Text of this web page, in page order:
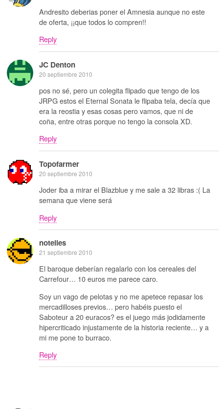
Andresito deberias poner el Amnesia aunque no este
de oferta, ¡¡que todos lo compren!!
Reply
JC Denton
20 septiembre 2010
pos no sé, pero un colegita flipado que tengo de los
JRPG estos el Eternal Sonata le flipaba tela, decía que
era la reostia y esas cosas pero vamos, que ni de
coña, entre otras porque no tengo la consola XD.
Reply
Topofarmer
20 septiembre 2010
Joder iba a mirar el Blazblue y me sale a 32 libras :( La
semana que viene será
Reply
notelies
21 septiembre 2010
El baroque deberían regalarlo con los cereales del
Carrefour… 10 euros me parece caro.
Soy un vago de pelotas y no me apetece repasar los
mercadilloses previos… pero habéis puesto el
Saboteur a 20 euracos? es el juego más jodidamente
hipercriticado injustamente de la historia reciente… y a
mi me pone to burraco.
Reply